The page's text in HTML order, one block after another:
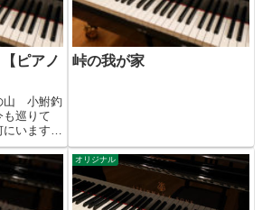
ピアノ
山 小鮒釣
巡りて
います父
き 雨に
る故郷
の日にか
水は清
峠の我が家
オリジナル